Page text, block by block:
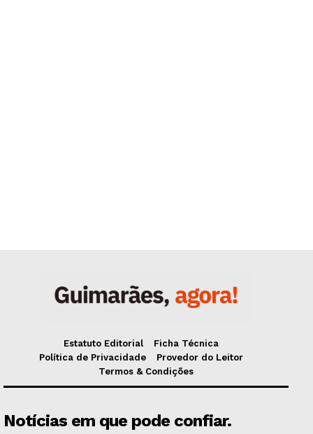
Estatuto Editorial
Ficha Técnica
Política de Privacidade
Provedor do Leitor
Termos & Condições
Notícias em que pode confiar.